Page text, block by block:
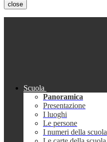
close
Scuola
Panoramica
Presentazione
I luoghi
Le persone
I numeri della scuola